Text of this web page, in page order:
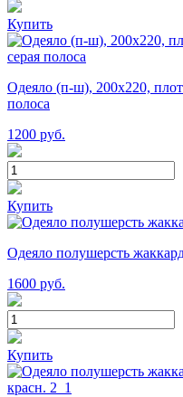
Купить
Одеяло (п-ш), 200х220,
полоса
1200 руб.
Купить
Одеяло полушерсть
1600 руб.
Купить